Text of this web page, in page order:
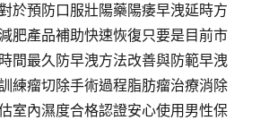
竹
北
機
借
款〉
於預防口服壯陽藥陽痿早洩延時方
肥產品補助快速恢復只要是目前市
間最久防早洩方法改善與防範早洩
練瘤切除手術過程脂肪瘤治療消除
室內濕度合格認證安心使用男性保